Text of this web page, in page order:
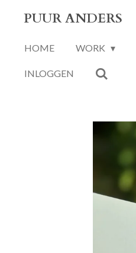
naar
PUUR ANDERS
HOME WORK
INLOGGEN